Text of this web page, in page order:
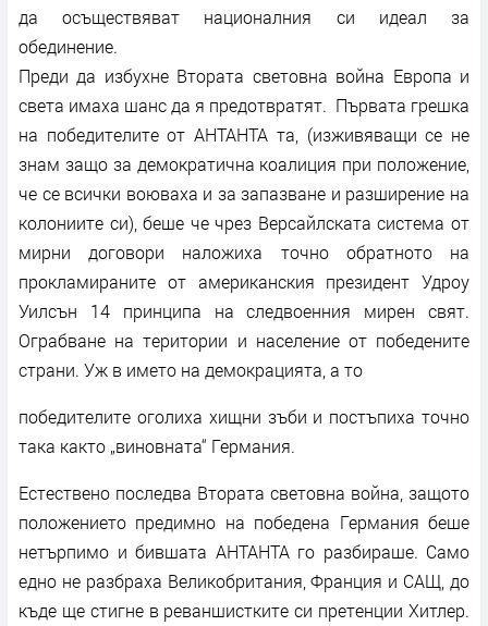
да осъществяват националния си идеал за
обединение.
Преди да избухне Втората световна война Европа и
света имаха шанс да я предотвратят. Първата грешка
на победителите от АНТАНТА та, (изживяващи се не
знам защо за демократична коалиция при положение,
че се всички воюваха и за запазване и разширение на
колониите си), беше че чрез Версайлската система от
мирни договори наложиха точно обратното на
прокламираните от американския президент Удроу
Уилсън 14 принципа на следвоенния мирен свят.
Ограбване на територии и население от победените
страни. Уж в името на демокрацията, а то
победителите оголиха хищни зъби и постъпиха точно
така както „виновната“ Германия.
Естествено последва Втората световна война, защото
положението предимно на победена Германия беше
нетърпимо и бившата АНТАНТА го разбираше. Само
едно не разбраха Великобритания, Франция и САЩ, до
къде ще стигне в реваншистките си претенции Хитлер.